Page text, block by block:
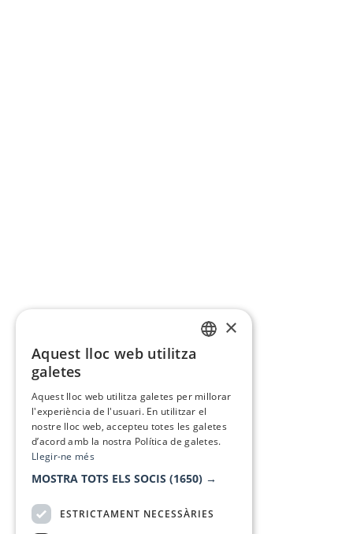
×
Aquest lloc web utilitza
galetes
Aquest lloc web utilitza galetes per millorar
l'experiència de l'usuari. En utilitzar el
nostre lloc web, accepteu totes les galetes
d’acord amb la nostra Política de galetes.
Llegir-ne més
MOSTRA TOTS ELS SOCIS (1650) →
ESTRICTAMENT NECESSÀRIES